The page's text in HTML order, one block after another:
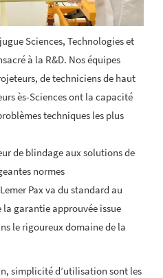
Sciences, Technologies et
à la R&D. Nos équipes
de techniciens de haut
ès-Sciences ont la capacité
techniques les plus
de blindage aux solutions de
normes
Pax va du standard au
la garantie approuvée issue
le rigoureux domaine de la
simplicité d’utilisation sont les